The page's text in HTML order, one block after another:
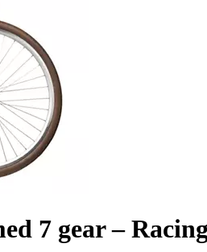
7 gear –